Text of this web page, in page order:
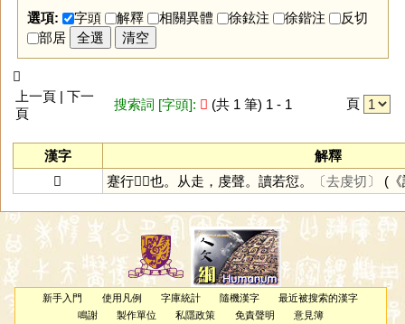
選項:
字頭 解釋 相關異體 徐鉉注 徐鍇注
反切
部居
全選 清空
𧽐
上一頁 | 下一
頁
搜索詞 [字頭]: 𧽐 (共 1 筆) 1 - 1 頁
漢字
解釋
𧽐
蹇行𧽐𧽐也。从走，虔聲。讀若愆。 〔去虔切〕 (
新手入門 使用凡例 字庫統計 隨機漢字
最近被搜索的漢字
鳴謝
製作單位 私隱政策 免責聲明 意見簿